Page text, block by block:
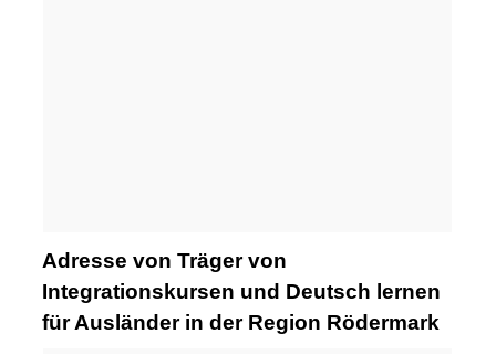
Adresse von Träger von
Integrationskursen und Deutsch lernen
für Ausländer in der Region Rödermark